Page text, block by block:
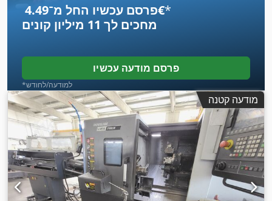
פרסם עכשיו החל מ־‏4.49 ‏€*
מחכים לך 11 מיליון קונים
פרסם מודעה עכשיו
*למודעה/לחודש
מודעה קטנה